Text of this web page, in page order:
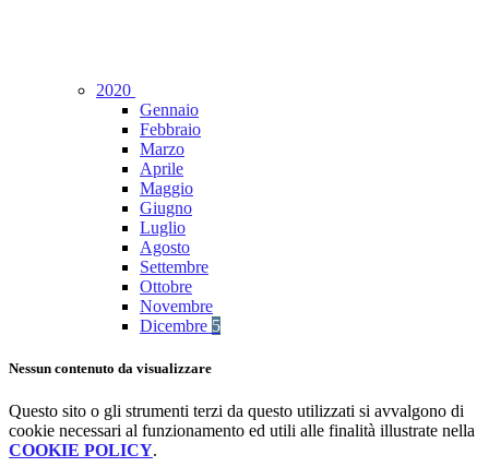
2020
Gennaio
Febbraio
Marzo
Aprile
Maggio
Giugno
Luglio
Agosto
Settembre
Ottobre
Novembre
Dicembre 5
Nessun contenuto da visualizzare
Questo sito o gli strumenti terzi da questo utilizzati si avvalgono di
cookie necessari al funzionamento ed utili alle finalità illustrate nella
COOKIE POLICY.